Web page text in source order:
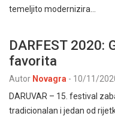
temeljito modernizira…
DARFEST 2020:
favorita
Autor Novagra - 10/11/
DARUVAR – 15. festival
tradicionalan i jedan od